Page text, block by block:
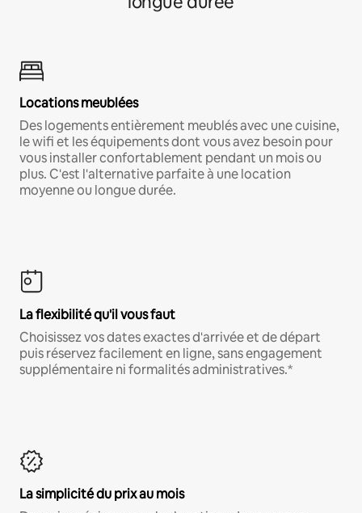
Locations meublées
Des logements entièrement meublés avec une cuisine,
le wifi et les équipements dont vous avez besoin pour
vous installer confortablement pendant un mois ou
plus. C'est l'alternative parfaite à une location
moyenne ou longue durée.
La flexibilité qu'il vous faut
Choisissez vos dates exactes d'arrivée et de départ
puis réservez facilement en ligne, sans engagement
supplémentaire ni formalités administratives.*
La simplicité du prix au mois